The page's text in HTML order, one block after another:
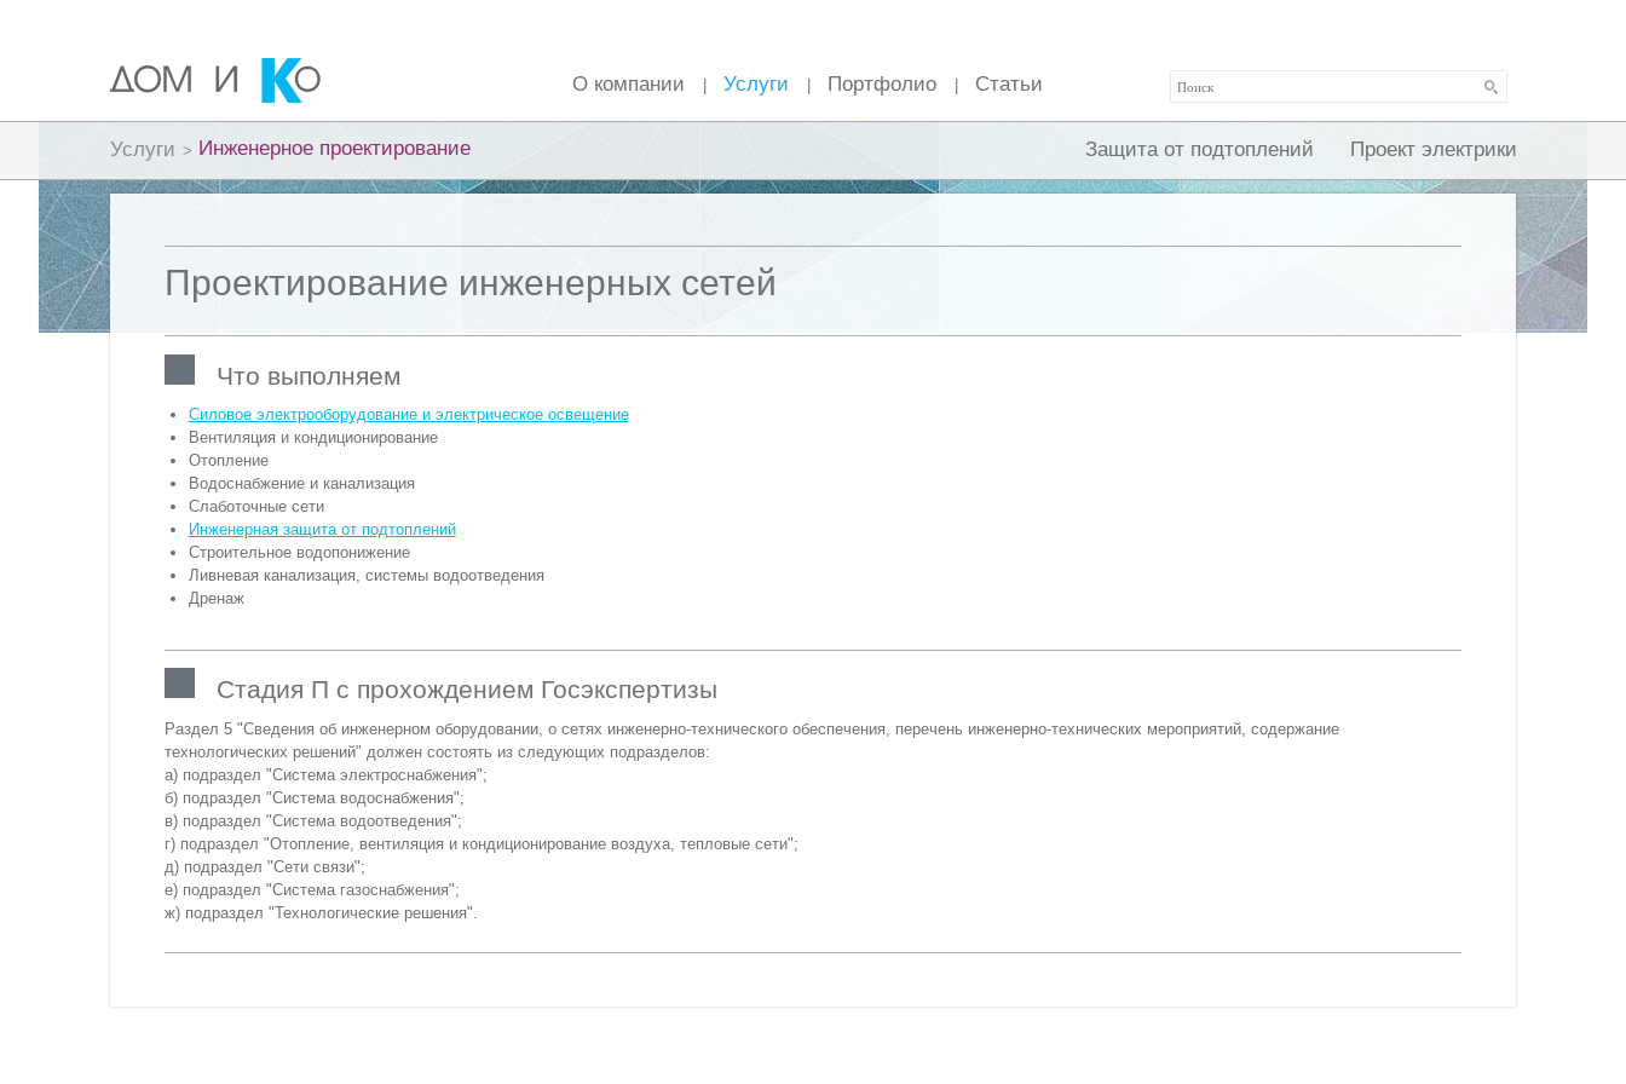
О компании Услуги Портфолио Статьи
Услуги > Инженерное проектирование Проект электрики
Защита от подтоплений
Проектирование инженерных сетей
Что выполняем
Силовое электрооборудование и электрическое освещение
Вентиляция и кондиционирование
Отопление
Водоснабжение и канализация
Слаботочные сети
Инженерная защита от подтоплений
Строительное водопонижение
Ливневая канализация, системы водоотведения
Дренаж
Стадия П с прохождением Госэкспертизы
Раздел 5 "Сведения об инженерном оборудовании, о сетях инженерно-технического обеспечения, перечень инженерно-технических мероприятий, содержание
технологических решений" должен состоять из следующих подразделов:
а) подраздел "Система электроснабжения";
б) подраздел "Система водоснабжения";
в) подраздел "Система водоотведения";
г) подраздел "Отопление, вентиляция и кондиционирование воздуха, тепловые сети";
д) подраздел "Сети связи";
е) подраздел "Система газоснабжения";
ж) подраздел "Технологические решения".